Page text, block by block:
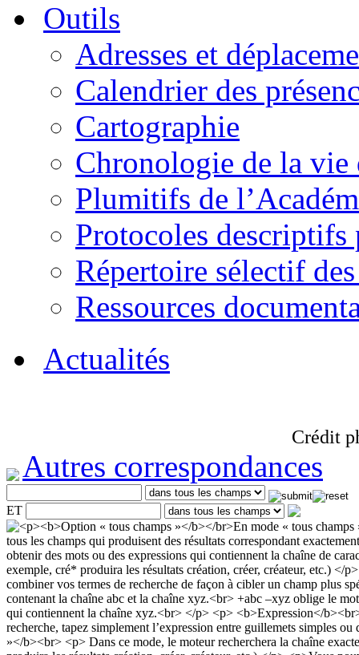
Outils
Adresses et
Calendrier des
Cartographie
Chronologie de la vie
Plumitifs de
Protocoles descriptifs
Répertoire sélectif
Ressources
Actualités
Crédit
Autres correspondances
ET